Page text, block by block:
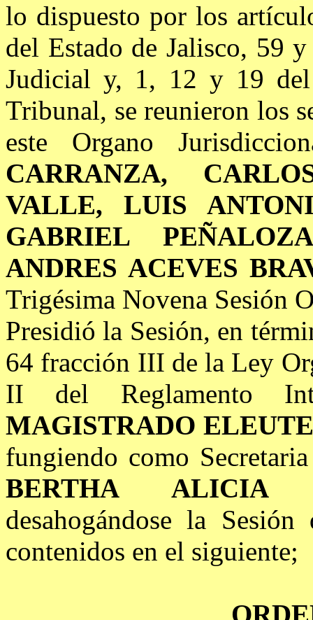
lo dispuesto por los
del Estado de Jalisco, 59
Judicial y, 1, 12 y 19
Tribunal, se reunieron los
este Organo
CARRANZA,
VALLE, LUIS
GABRIEL
ANDRES ACEVES
Trigésima Novena Sesión
Presidió la Sesión, en
64 fracción III de la Ley
II del Reglamento
MAGISTRADO
fungiendo como
BERTHA ALICIA
desahogándose la
contenidos en el siguiente;